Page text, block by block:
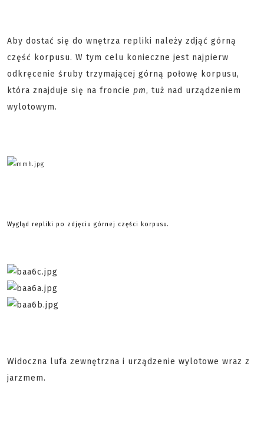
Aby dostać się do wnętrza repliki należy zdjąć górną
część korpusu. W tym celu konieczne jest najpierw
odkręcenie śruby trzymającej górną połowę korpusu,
która znajduje się na froncie pm, tuż nad urządzeniem
wylotowym.
Wygląd repliki po zdjęciu górnej części korpusu.
Widoczna lufa zewnętrzna i urządzenie wylotowe wraz z
jarzmem.